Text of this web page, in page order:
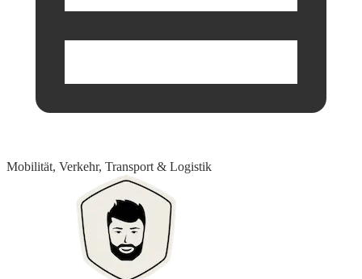
Mobilität, Verkehr, Transport & Logistik